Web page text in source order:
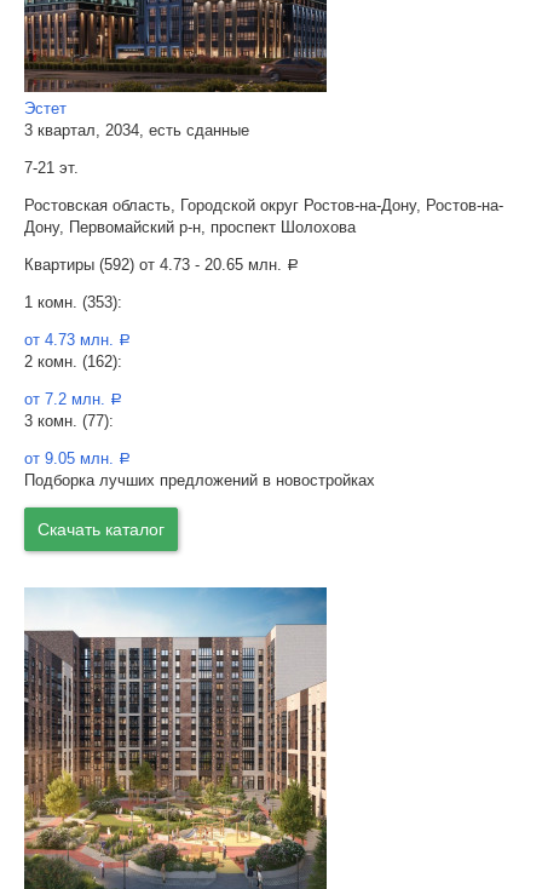
Эстет
3 квартал, 2034, есть сданные
7-21 эт.
Ростовская область, Городской округ Ростов-на-Дону, Ростов-на-
Дону, Первомайский р-н, проспект Шолохова
Квартиры (592) от 4.73 - 20.65 млн. a
1 комн. (353):
от 4.73 млн. a
2 комн. (162):
от 7.2 млн. a
3 комн. (77):
от 9.05 млн. a
Подборка лучших предложений в новостройках
Скачать каталог